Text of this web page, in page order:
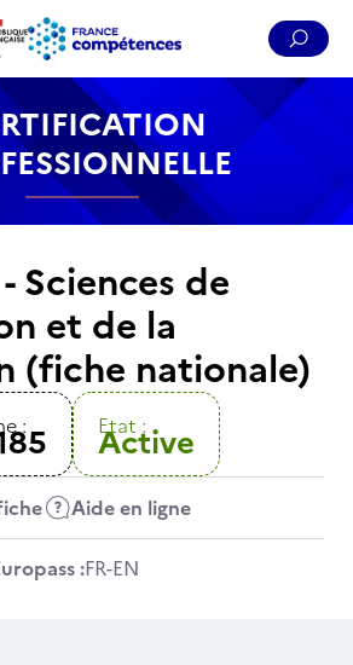
Menu Pied de page
de navigation
Sciences de
et de la
(fiche nationale)
: Etat :
Active
Aide en ligne
:FR-EN